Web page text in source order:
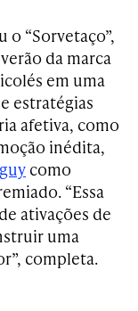
o “Sorvetaço”,
da marca
em uma
estratégias
afetiva, como
inédita,
como
“Essa
ativações de
uma
completa.